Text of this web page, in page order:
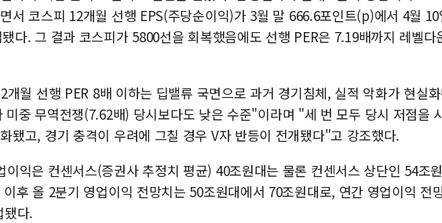
서 코스피 12개월 선행 EPS(주당순이익)가 3월 말 666.6포인트(p)에서 4월 10
다. 그 결과 코스피가 5800선을 회복했음에도 선행 PER은 7.19배까지 레벨다
개월 선행 PER 8배 이하는 딥밸류 국면으로 과거 경기침체, 실적 악화가 현실
미중 무역전쟁(7.62배) 당시보다도 낮은 수준"이라며 "세 번 모두 당시 저점을
됐고, 경기 충격이 우려에 그칠 경우 V자 반등이 전개됐다"고 강조했다.
이익은 컨센서스(증권사 추정치 평균) 40조원대는 물론 컨센서스 상단인 54조
후 올 2분기 영업이익 전망치는 50조원대에서 70조원대로, 연간 영업이익 전
됐다.